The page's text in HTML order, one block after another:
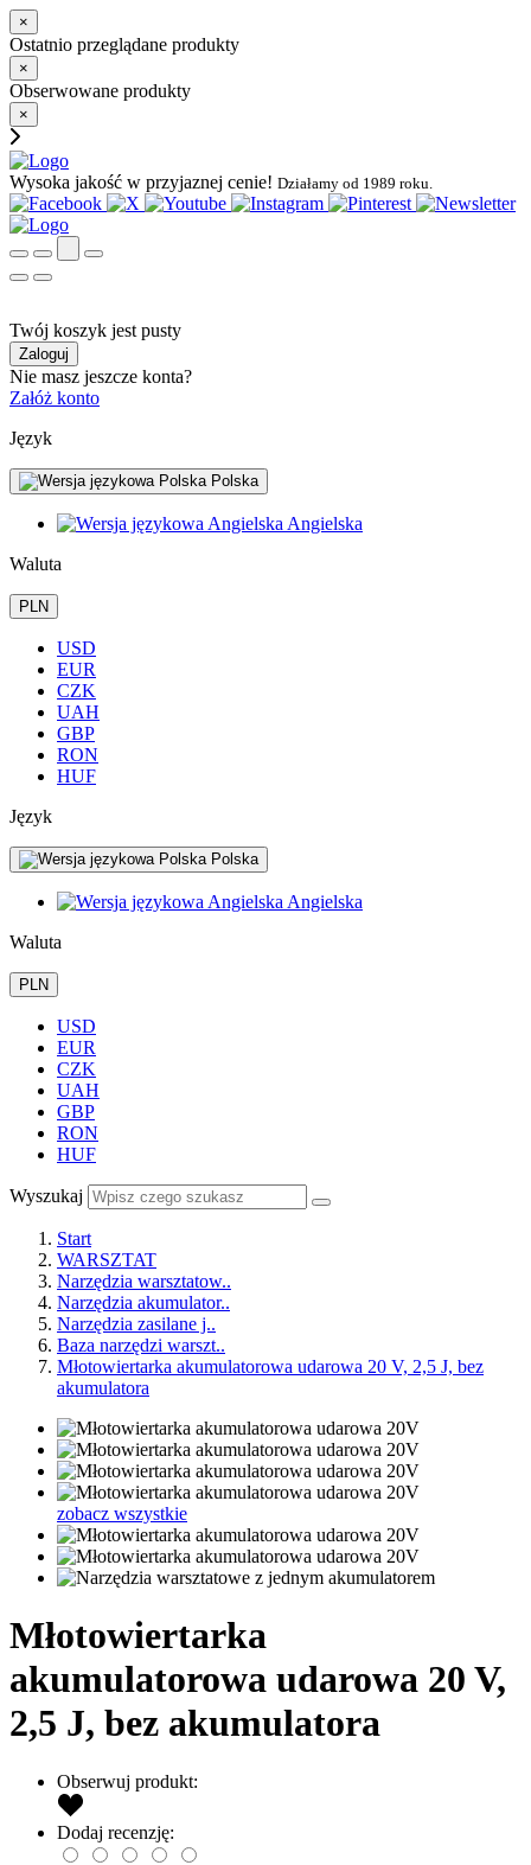
×
Ostatnio przeglądane produkty
×
Obserwowane produkty
×
Wysoka jakość w przyjaznej cenie! Działamy od 1989 roku.
Twój koszyk jest pusty
Zaloguj
Nie masz jeszcze konta?
Załóż konto
Język
Polska
Angielska
Waluta
PLN
USD
EUR
CZK
UAH
GBP
RON
HUF
Język
Polska
Angielska
Waluta
PLN
USD
EUR
CZK
UAH
GBP
RON
HUF
Wyszukaj
Start
WARSZTAT
Narzędzia warsztatow..
Narzędzia akumulator..
Narzędzia zasilane j..
Baza narzędzi warszt..
Młotowiertarka akumulatorowa udarowa 20 V, 2,5 J, bez
akumulatora
zobacz wszystkie
Młotowiertarka
akumulatorowa udarowa 20 V,
2,5 J, bez akumulatora
Obserwuj produkt:
Dodaj recenzję: